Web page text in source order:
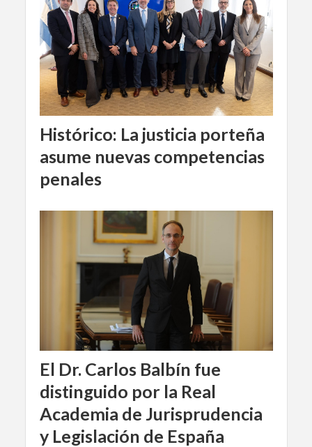
Histórico: La justicia porteña
asume nuevas competencias
penales
El Dr. Carlos Balbín fue
distinguido por la Real
Academia de Jurisprudencia
y Legislación de España